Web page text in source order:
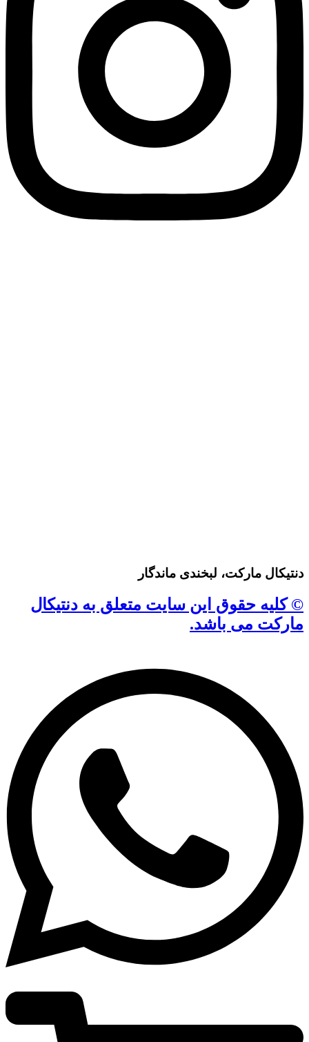
دنتیکال مارکت، لبخندی ماندگار
© کلیه حقوق این سایت متعلق به دنتیکال
مارکت می باشد.